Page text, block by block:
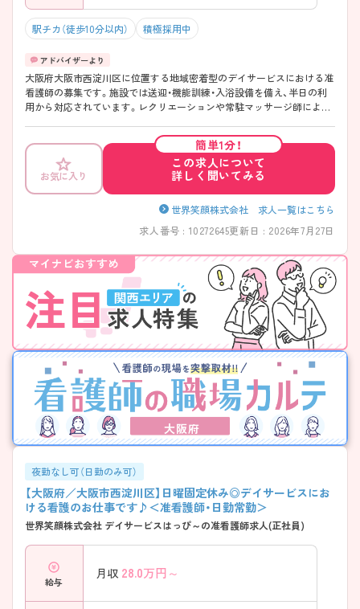
駅チカ（徒歩10分以内） 積極採用中
大阪府大阪市西淀川区に位置する地域密着型のデイサービスにおける准
看護師の募集です。施設では送迎・機能訓練・入浴設備を備え、半日の利
用から対応されています。レクリエーションや常駐マッサージ師による
取り組まれています。最寄駅より徒歩圏内とアクセスに便利な立地にあ
ります。勤務日数は週1日～相談可能です。無理なく、プライベートを大
切にしながらご勤務いただけます。 ご興味のある方には、面接対策ポイ
ントなど、さらに詳細をご案内しますのでお気軽にご相談ください！
お気に入り
簡単1分！
この求人について
詳しく聞いてみる
世界笑顔株式会社 求人一覧はこちら
求人番号 : 10272645更新日 : 2026年7月27日
大阪府
夜勤なし可（日勤のみ可）
【大阪府／大阪市西淀川区】日曜固定休み◎デイサービスにお
ける看護のお仕事です♪＜准看護師・日勤常勤＞
世界笑顔株式会社 デイサービスはっぴ～の准看護師求人(正社員)
給与
月収 28.0万円～